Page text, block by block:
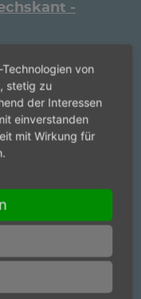
-
-
von
stetig zu
der Interessen
einverstanden
mit Wirkung für